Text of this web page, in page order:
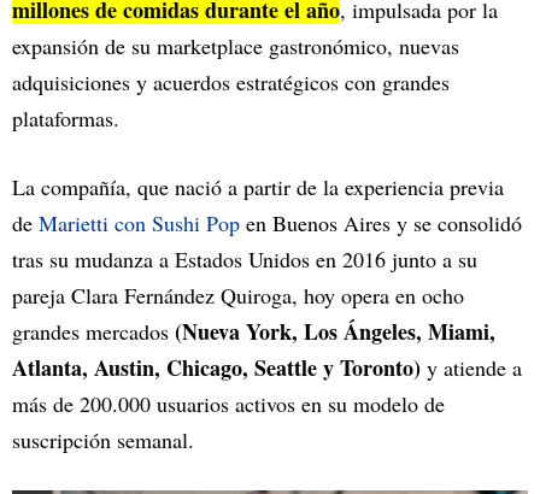
millones de comidas durante el año, impulsada por la
expansión de su marketplace gastronómico, nuevas
adquisiciones y acuerdos estratégicos con grandes
plataformas.
La compañía, que nació a partir de la experiencia previa
de Marietti con Sushi Pop en Buenos Aires y se consolidó
tras su mudanza a Estados Unidos en 2016 junto a su
pareja Clara Fernández Quiroga, hoy opera en ocho
grandes mercados (Nueva York, Los Ángeles, Miami,
Atlanta, Austin, Chicago, Seattle y Toronto) y atiende a
más de 200.000 usuarios activos en su modelo de
suscripción semanal.